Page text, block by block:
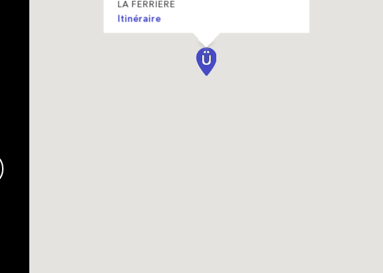
LA FERRIERE
Itinéraire